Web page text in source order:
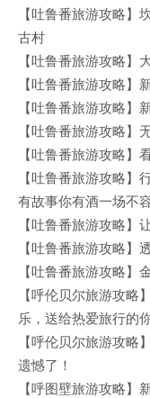
【吐鲁番旅游攻略】
古村
【吐鲁番旅游攻略】
【吐鲁番旅游攻略】
【吐鲁番旅游攻略】
【吐鲁番旅游攻略
【吐鲁番旅游攻略】
【吐鲁番旅游攻略
有故事你有酒一场不
【吐鲁番旅游攻略】
【吐鲁番旅游攻略】
【吐鲁番旅游攻略】
【呼伦贝尔旅游攻
乐，送给热爱旅行的你
【呼伦贝尔旅游攻
遗憾了！
【呼图壁旅游攻略